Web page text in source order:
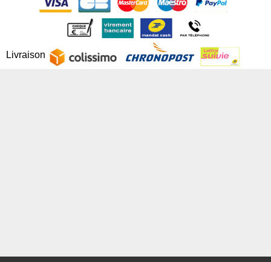
Livraison